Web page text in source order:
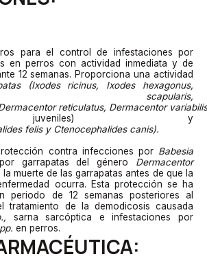
para el control de infestaciones por
en perros con actividad inmediata y de
12 semanas. Proporciona una actividad
(Ixodes ricinus, Ixodes hexagonus,
scapularis,
reticulatus, Dermacentor variabilis
y
felisy Ctenocephalidescanis).
contra infecciones por Babesia
garrapatas del género Dermacentor
muerte de las garrapatas antes de que la
ocurra. Esta protección se ha
periodo de 12 semanas posteriores al
tratamiento de la demodicosis causada
sarna sarcóptica e infestaciones por
en perros.